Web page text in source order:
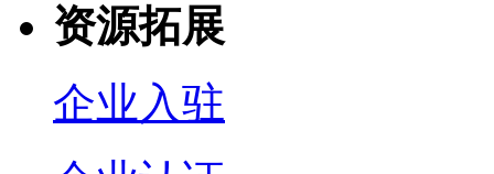
资源拓展
企业入驻